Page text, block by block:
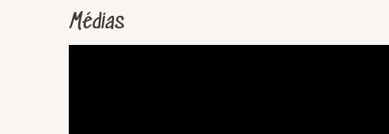
Médias